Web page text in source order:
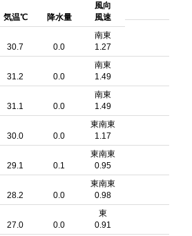
気温℃ 降水量
風向
風速
30.7 0.0
南東
1.27
31.2 0.0
南東
1.49
31.1 0.0
南東
1.49
30.0 0.0
東南東
1.17
29.1 0.1
東南東
0.95
28.2 0.0
東南東
0.98
27.0 0.0
東
0.91